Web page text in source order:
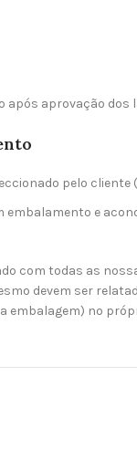
após aprovação dos
pelo cliente
embalamento e
com todas as
devem ser
embalagem) no